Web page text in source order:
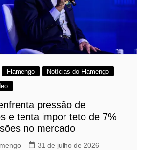
Flamengo
Notícias do Flamengo
pressão de
e tenta impor teto de 7%
no mercado
31 de julho de 2026